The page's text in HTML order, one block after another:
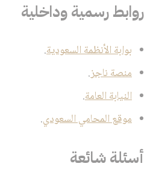
روابط رسمية وداخلية
بوابة الأنظمة السعودية.
منصة ناجز.
النيابة العامة.
موقع المحامي السعودي.
أسئلة شائعة